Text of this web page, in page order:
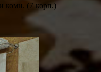
комн. (7 корп.)